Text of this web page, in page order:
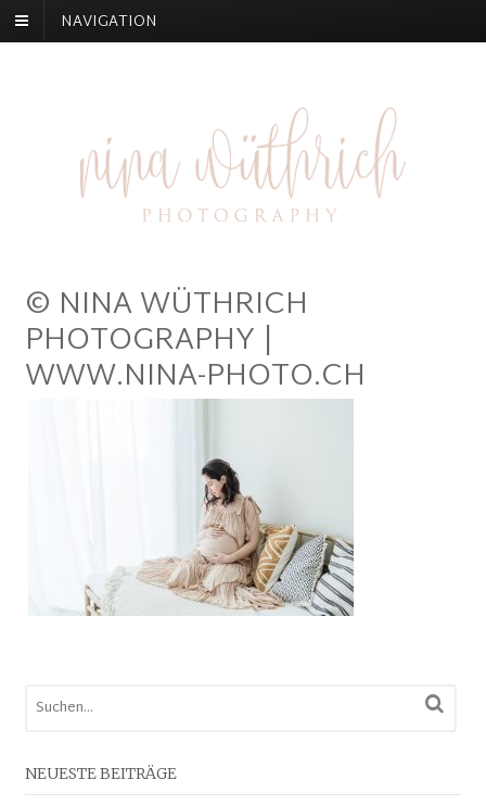
NAVIGATION
© NINA WÜTHRICH
PHOTOGRAPHY |
WWW.NINA-PHOTO.CH
NEUESTE BEITRÄGE